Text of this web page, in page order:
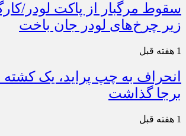
سقوط مرگبار از پاکت لودر/
زیر چرخ‌های لودر جان باخت
1 هفته قبل
انحراف به چپ پراید، یک
برجا گذاشت
1 هفته قبل